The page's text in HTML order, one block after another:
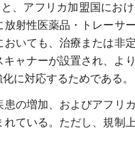
、アフリカ加盟国にお
射性医薬品・トレーサ
いても、治療または非
ャナーが設置され、よ
に対応するためである。
の増加、およびアフリ
ている。ただし、規制